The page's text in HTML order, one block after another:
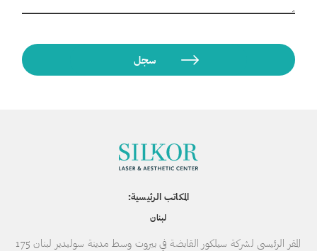
المكاتب الرئيسية:
لبنان
المقر الرئيسي لشركة سيلكور القابضة في بيروت وسط مدينة سوليدير لبنان 175